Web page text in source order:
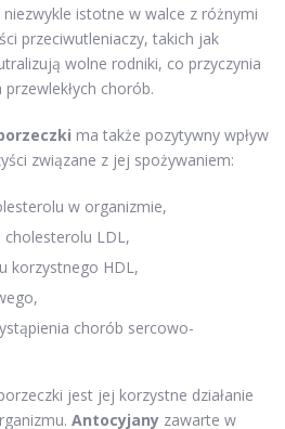
istotne w walce z różnymi
przeciwutleniaczy, takich jak
wolne rodniki, co przyczynia
chorób.
ma także pozytywny wpływ
związane z jej spożywaniem:
w organizmie,
cholesterolu LDL,
korzystnego HDL,
chorób sercowo-
jest jej korzystne działanie
Antocyjany zawarte w